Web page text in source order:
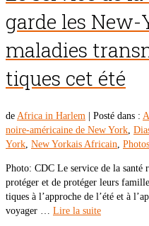
garde les
maladies
tiques cet été
de Africa in Harlem Posté dans :
noire-américaine de New York,
York, New Yorkais Africain,
Photo: CDC Le service de la santé
protéger et de protéger leurs
tiques à l’approche de l’été et à
voyager … Lire la suite